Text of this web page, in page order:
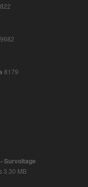
9682
8179
Survoltage
3.30 MB